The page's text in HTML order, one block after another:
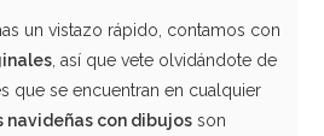
un vistazo rápido, contamos con
, así que vete olvidándote de
que se encuentran en cualquier
navideñas con dibujos son